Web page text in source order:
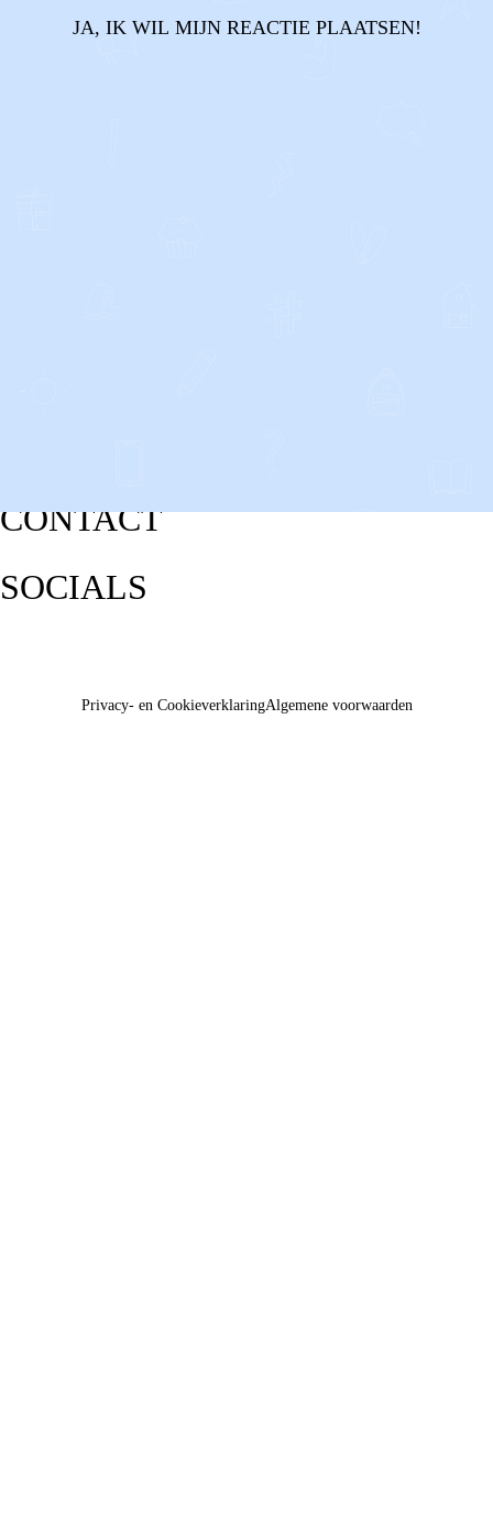
JA, IK WIL MIJN REACTIE PLAATSEN!
CONTACT
SOCIALS
Privacy- en CookieverklaringAlgemene voorwaarden